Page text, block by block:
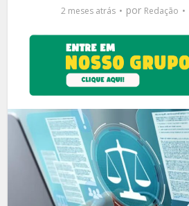
2 meses atrás por Redação